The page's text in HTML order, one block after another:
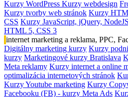
Kurzy WordPress Kurzy webdesign
Kurzy tvorby web stránok Kurzy
CSS Kurzy JavaScript, jQuery,
HTML 5, CSS 3
internet marketing a reklama, PPC,
Digitálny marketing kurzy Kurzy
kurzy Marketingové kurzy Bratislava
Meta reklamy Kurzy internet a online
optimalizácia internetových stránok
Kurzy Youtube marketing Kurzy
Facebooku (FB) - kurzy Meta Ads